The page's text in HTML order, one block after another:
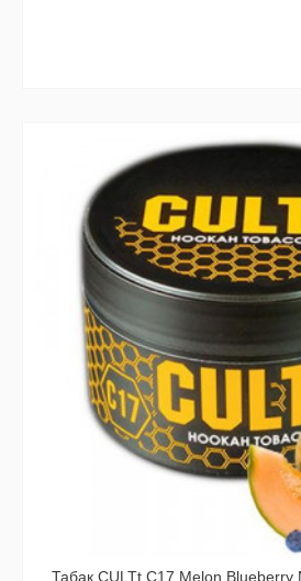
Табак CULTt C17 Melon